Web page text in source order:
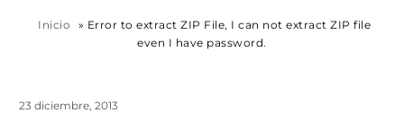
Inicio » Error to extract ZIP File, I can not extract ZIP file
even I have password.
23 diciembre, 2013